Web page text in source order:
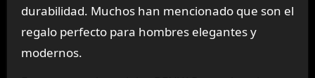
durabilidad. Muchos han mencionado que son el
regalo perfecto para hombres elegantes y
modernos.